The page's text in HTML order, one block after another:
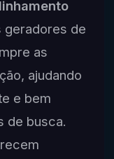
geradores de
as
ajudando
e bem
de busca.